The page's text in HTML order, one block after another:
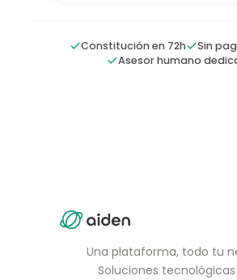
Constitución en 72h
Sin
Asesor humano
Una plataforma, todo tu
Soluciones